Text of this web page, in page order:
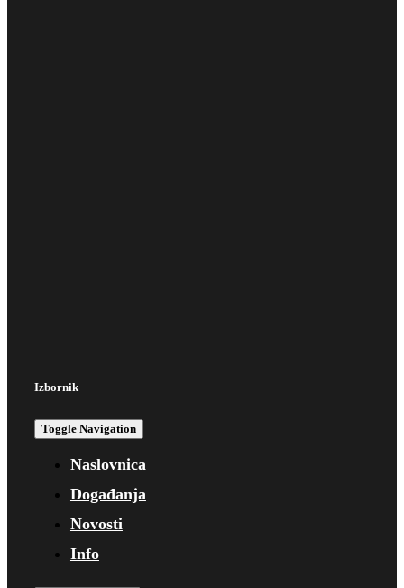
Izbornik
Toggle Navigation
Naslovnica
Događanja
Novosti
Info